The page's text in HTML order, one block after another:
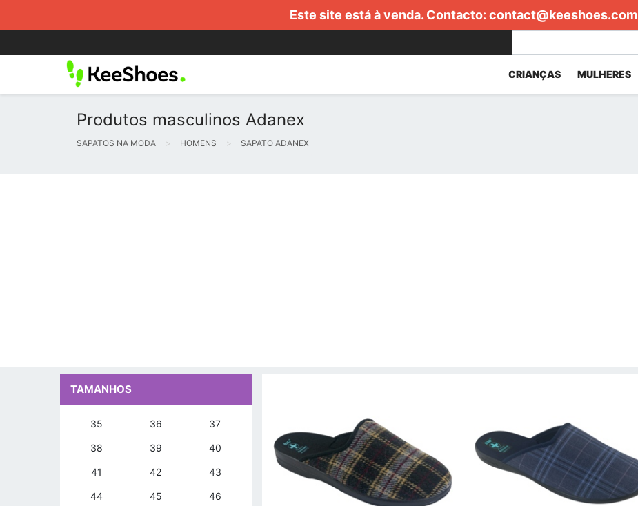
Este site está à venda. Contacto: contact@keeshoes.com
CRIANÇAS MULHERES
Produtos masculinos Adanex
SAPATOS NA MODA HOMENS SAPATO ADANEX
TAMANHOS
35 36 37
38 39 40
41 42 43
44 45 46